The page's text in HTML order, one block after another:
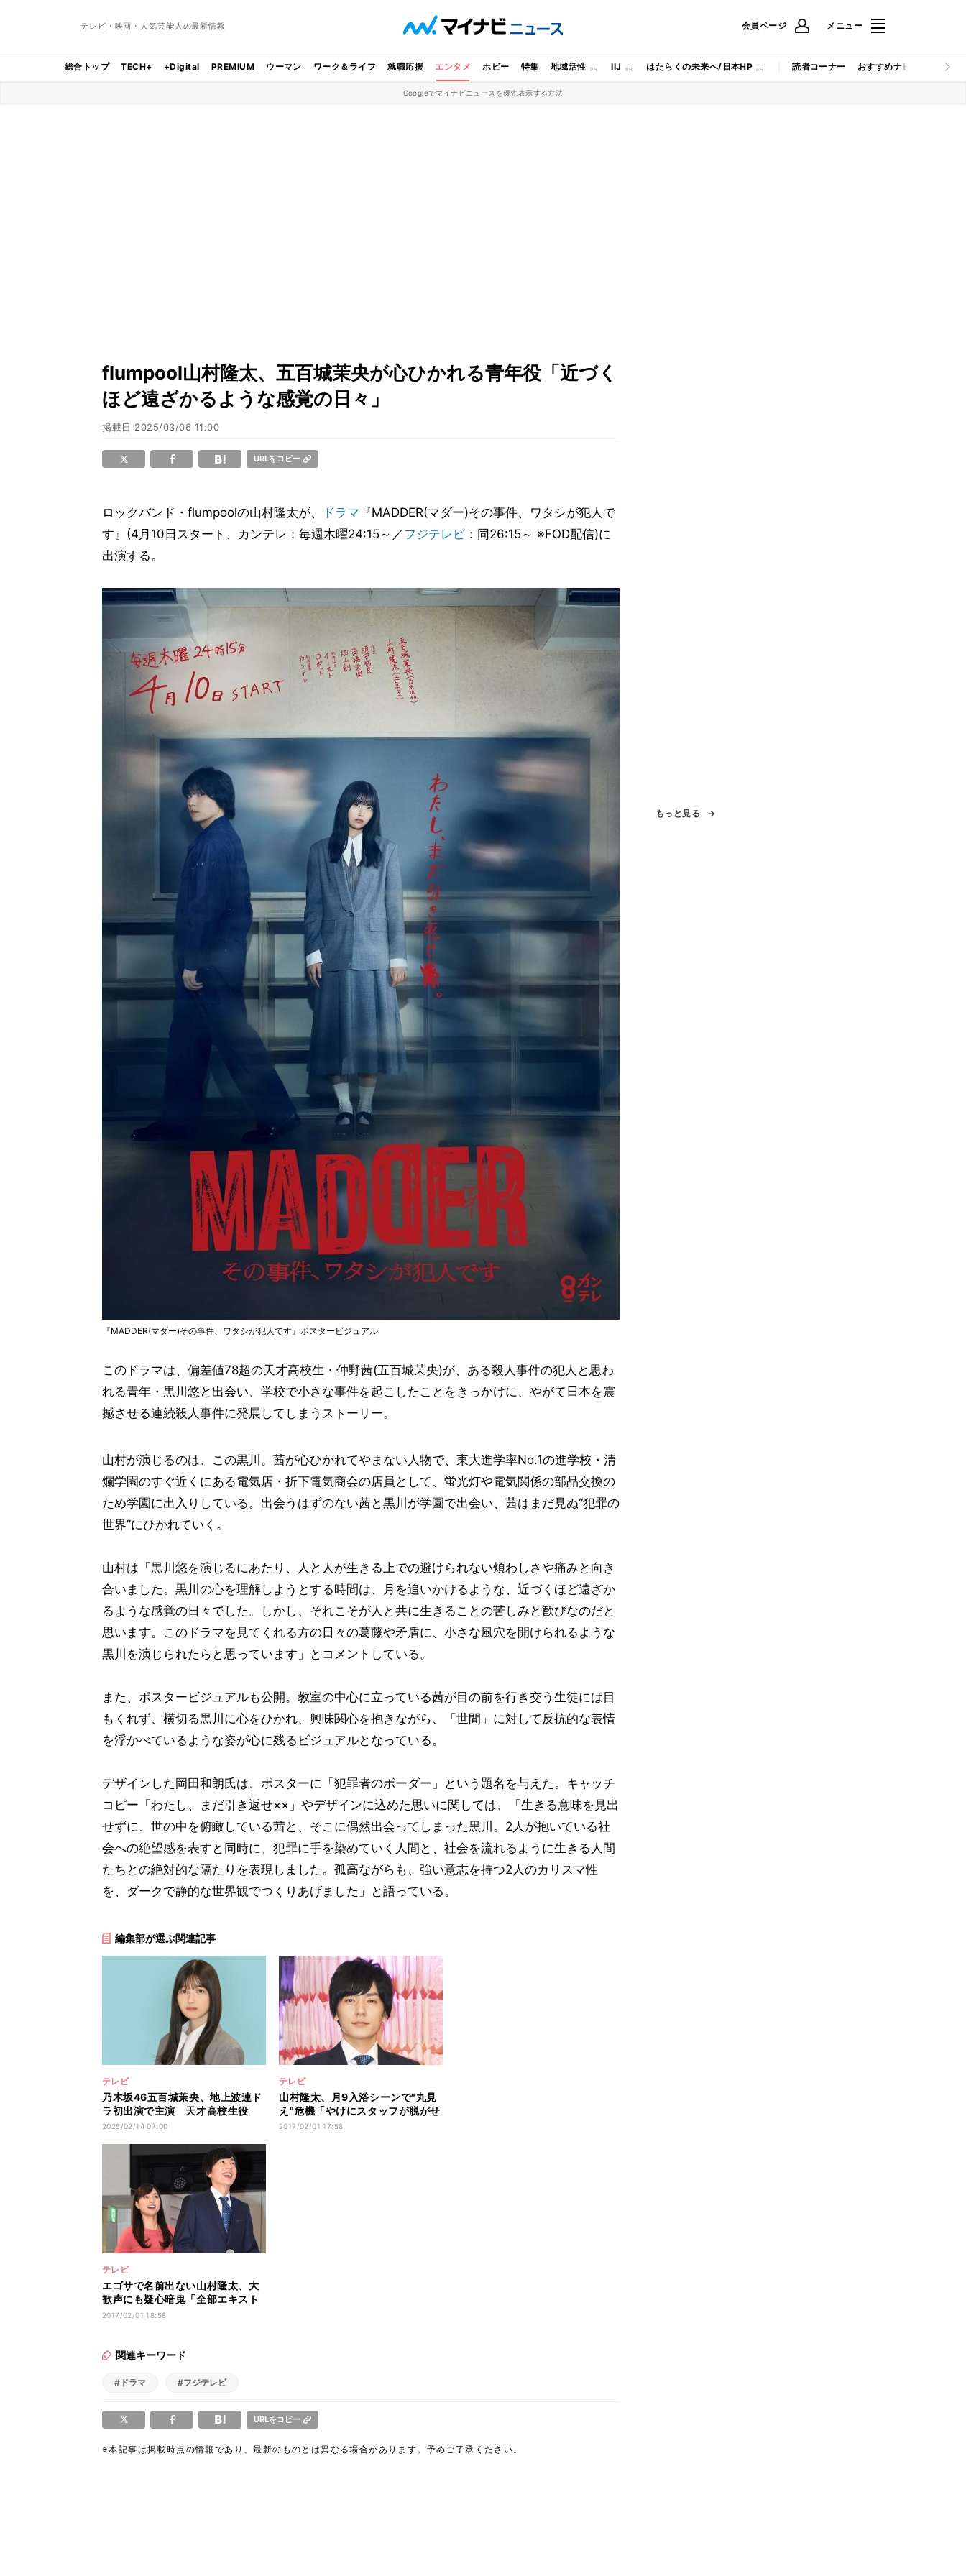
テレビ・映画・人気芸能人の最新情報 会員ページ メニュー
総合トップ TECH+ +Digital PREMIUM ウーマン ワーク＆ライフ 就職応援 エンタメ ホビー 特集 地域活性 IIJ はたらくの未来へ/日本HP 読者コーナー おすすめナビ マイナビ
Googleでマイナビニュースを優先表示する方法
flumpool山村隆太、五百城茉央が心ひかれる青年役「近づく
ほど遠ざかるような感覚の日々」
掲載日 2025/03/06 11:00
URLをコピー
ロックバンド・flumpoolの山村隆太が、 ドラマ 『MADDER(マダー)その事件、ワタシが犯人で
す』(4月10日スタート、カンテレ：毎週木曜24:15～／フジテレビ ：同26:15～ ※FOD配信)に
出演する。
『MADDER(マダー)その事件、ワタシが犯人です』ポスタービジュアル
このドラマは、偏差値78超の天才高校生・仲野茜(五百城茉央)が、ある殺人事件の犯人と思わ
れる青年・黒川悠と出会い、学校で小さな事件を起こしたことをきっかけに、やがて日本を震
撼させる連続殺人事件に発展してしまうストーリー。
山村が演じるのは、この黒川。茜が心ひかれてやまない人物で、東大進学率No.1の進学校・清
爛学園のすぐ近くにある電気店・折下電気商会の店員として、蛍光灯や電気関係の部品交換の
ため学園に出入りしている。出会うはずのない茜と黒川が学園で出会い、茜はまだ見ぬ“犯罪の
世界”にひかれていく。
山村は「黒川悠を演じるにあたり、人と人が生きる上での避けられない煩わしさや痛みと向き
合いました。黒川の心を理解しようとする時間は、月を追いかけるような、近づくほど遠ざか
るような感覚の日々でした。しかし、それこそが人と共に生きることの苦しみと歓びなのだと
思います。このドラマを見てくれる方の日々の葛藤や矛盾に、小さな風穴を開けられるような
黒川を演じられたらと思っています」とコメントしている。
また、ポスタービジュアルも公開。教室の中心に立っている茜が目の前を行き交う生徒には目
もくれず、横切る黒川に心をひかれ、興味関心を抱きながら、「世間」に対して反抗的な表情
を浮かべているような姿が心に残るビジュアルとなっている。
デザインした岡田和朗氏は、ポスターに「犯罪者のボーダー」という題名を与えた。キャッチ
コピー「わたし、まだ引き返せ××」やデザインに込めた思いに関しては、「生きる意味を見出
せずに、世の中を俯瞰している茜と、そこに偶然出会ってしまった黒川。2人が抱いている社
会への絶望感を表すと同時に、犯罪に手を染めていく人間と、社会を流れるように生きる人間
たちとの絶対的な隔たりを表現しました。孤高ながらも、強い意志を持つ2人のカリスマ性
を、ダークで静的な世界観でつくりあげました」と語っている。
編集部が選ぶ関連記事
テレビ
乃木坂46五百城茉央、地上波連ド
ラ初出演で主演 天才高校生役
「ぜひ考察を」
2025/02/14 07:00
テレビ
山村隆太、月9入浴シーンで"丸見
え"危機「やけにスタッフが脱がせ
たがる」
2017/02/01 17:58
テレビ
エゴサで名前出ない山村隆太、大
歓声にも疑心暗鬼「全部エキスト
ラさん?」
2017/02/01 18:58
関連キーワード
#ドラマ #フジテレビ
URLをコピー
※本記事は掲載時点の情報であり、最新のものとは異なる場合があります。予めご了承ください。
もっと見る